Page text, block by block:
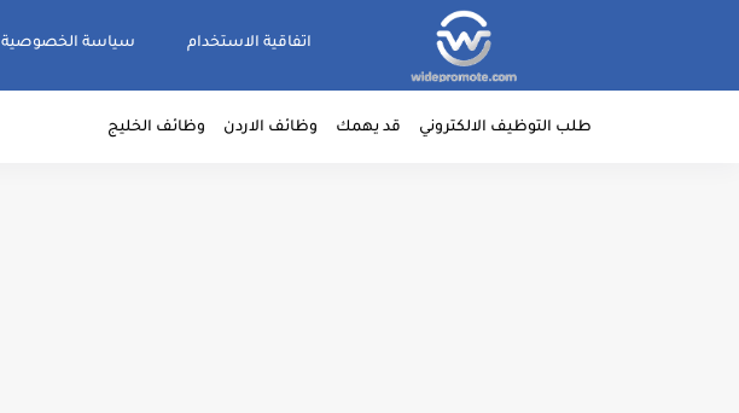
اتفاقية الاستخدام سياسة الخصوصية
طلب التوظيف الالكتروني قد يهمك وظائف الاردن وظائف الخليج